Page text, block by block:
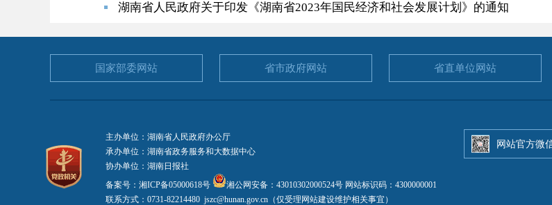
湖南省人民政府关于印发《湖南省2023年国民经济和社会发展计划》的通知
国家部委网站 省市政府网站 省直单位网站
主办单位：湖南省人民政府办公厅
承办单位：湖南省政务服务和大数据中心
协办单位：湖南日报社
备案号：湘ICP备05000618号
湘公网安备：43010302000524号 网站标识码：4300000001
联系方式：0731-82214480 jszc@hunan.gov.cn（仅受理网站建设维护相关事宜）
网站官方微